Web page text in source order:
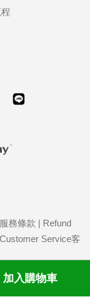
加入購物車
Whatsapp
務條款 | Refund
Customer Service客
on Twitter